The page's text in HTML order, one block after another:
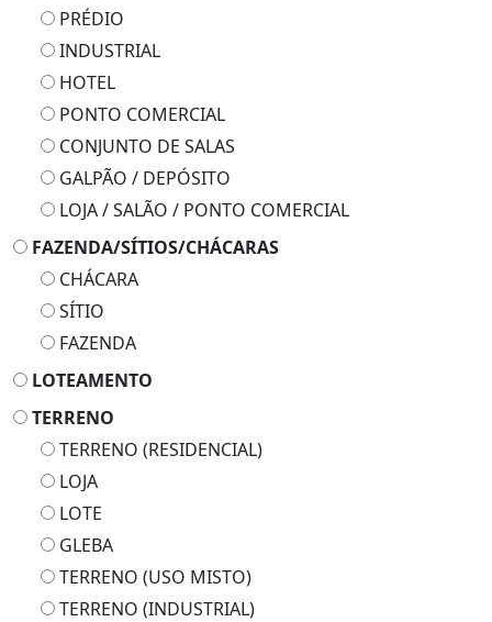
PRÉDIO
INDUSTRIAL
HOTEL
PONTO COMERCIAL
CONJUNTO DE SALAS
GALPÃO / DEPÓSITO
LOJA / SALÃO / PONTO COMERCIAL
FAZENDA/SÍTIOS/CHÁCARAS
CHÁCARA
SÍTIO
FAZENDA
LOTEAMENTO
TERRENO
TERRENO (RESIDENCIAL)
LOJA
LOTE
GLEBA
TERRENO (USO MISTO)
TERRENO (INDUSTRIAL)